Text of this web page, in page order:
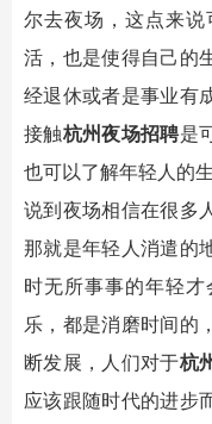
尔去夜场，这点来
活，也是使得自己的
经退休或者是事业有
接触杭州夜场招聘是
也可以了解年轻人的
说到夜场相信在很多
那就是年轻人消遣的
时无所事事的年轻
乐，都是消磨时间的
断发展，人们对于杭
应该跟随时代的进步